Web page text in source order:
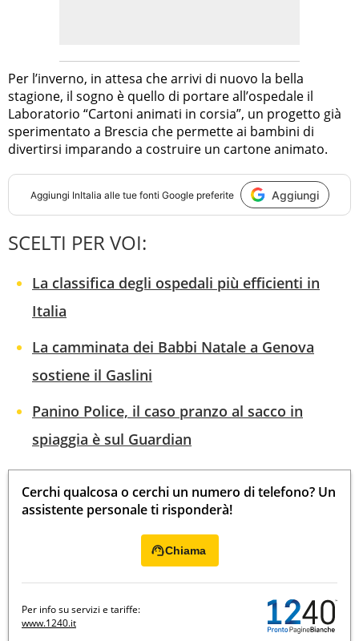
Per l’inverno, in attesa che arrivi di nuovo la bella
stagione, il sogno è quello di portare all’ospedale il
Laboratorio “Cartoni animati in corsia”, un progetto già
sperimentato a Brescia che permette ai bambini di
divertirsi imparando a costruire un cartone animato.
Aggiungi InItalia alle tue fonti Google preferite Aggiungi
SCELTI PER VOI:
La classifica degli ospedali più efficienti in
Italia
La camminata dei Babbi Natale a Genova
sostiene il Gaslini
Panino Police, il caso pranzo al sacco in
spiaggia è sul Guardian
Cerchi qualcosa o cerchi un numero di telefono? Un
assistente personale ti risponderà!
Chiama
Per info su servizi e tariffe:
www.1240.it